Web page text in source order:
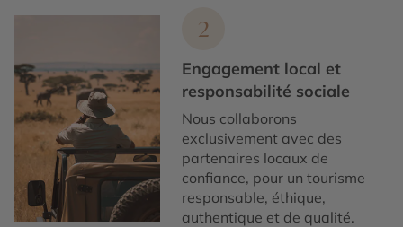
2
Engagement local et
responsabilité sociale
Nous collaborons
exclusivement avec des
partenaires locaux de
confiance, pour un tourisme
responsable, éthique,
authentique et de qualité.